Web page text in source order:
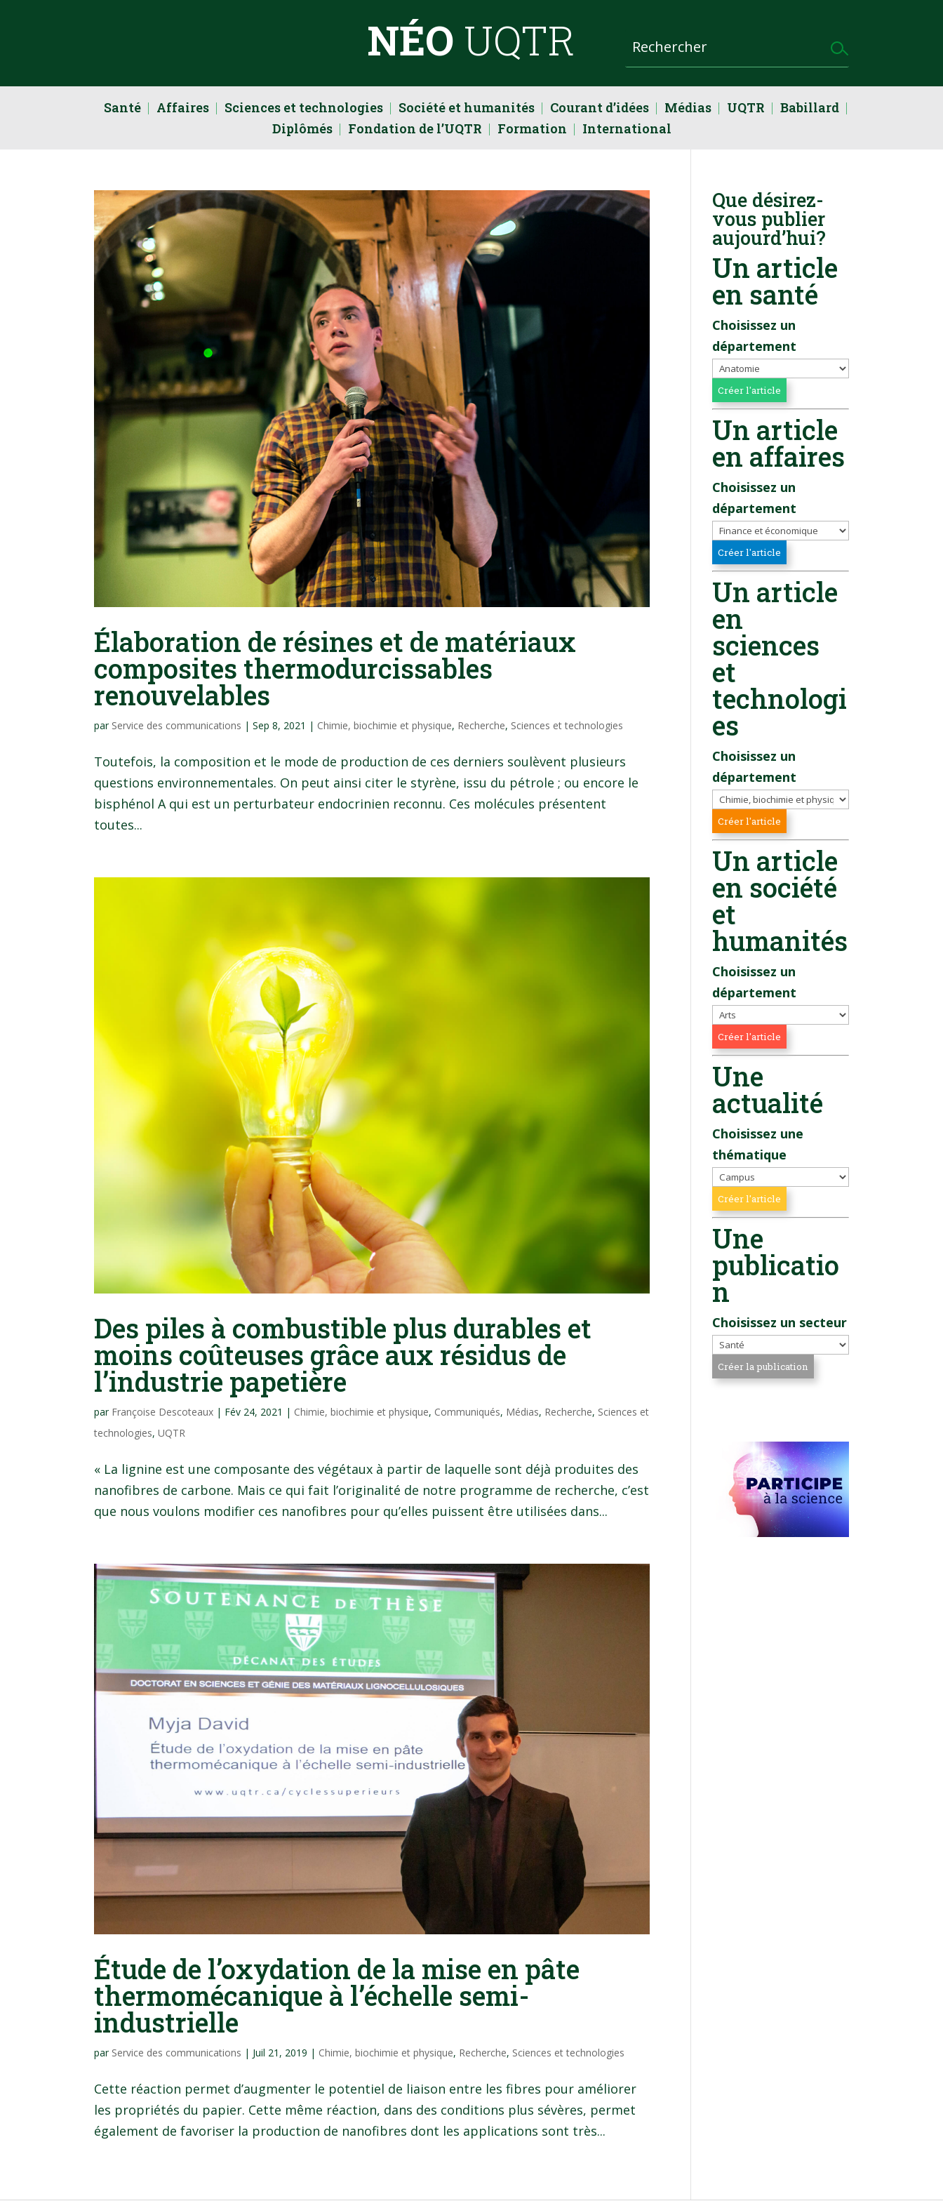
NÉO UQTR
Santé Affaires Sciences et technologies Société et humanités Courant d’idées Médias UQTR
Babillard
Diplômés
Fondation de l’UQTR Formation International
Élaboration de résines et de matériaux
composites thermodurcissables
renouvelables
par Service des communications |Sep 8, 2021 | Chimie, biochimie et physique, Recherche, Sciences et technologies
Toutefois, la composition et le mode de production de ces derniers soulèvent plusieurs
questions environnementales. On peut ainsi citer le styrène, issu du pétrole ; ou encore le
bisphénol A qui est un perturbateur endocrinien reconnu. Ces molécules présentent
toutes...
Des piles à combustible plus durables et
moins coûteuses grâce aux résidus de
l’industrie papetière
par Françoise Descoteaux | Fév 24, 2021 | Chimie, biochimie et physique, Communiqués, Médias, Recherche, Sciences et
technologies,UQTR
« La lignine est une composante des végétaux à partir de laquelle sont déjà produites des
nanofibres de carbone. Mais ce qui fait l’originalité de notre programme de recherche, c’est
que nous voulons modifier ces nanofibres pour qu’elles puissent être utilisées dans...
Étude de l’oxydation de la mise en pâte
thermomécanique à l’échelle semi-
industrielle
par Service des communications | Juil 21, 2019 | Chimie, biochimie et physique, Recherche, Sciences et technologies
Cette réaction permet d’augmenter le potentiel de liaison entre les fibres pour améliorer
les propriétés du papier. Cette même réaction, dans des conditions plus sévères, permet
également de favoriser la production de nanofibres dont les applications sont très...
Que désirez-
vous publier
aujourd’hui?
Un article
en santé
Choisissez un
département
Un article
en affaires
Choisissez un
département
Un article
en
sciences
et
technologi
es
Choisissez un
département
Un article
en société
et
humanités
Choisissez un
département
Une
actualité
Choisissez une
thématique
Une
publicatio
n
Choisissez un secteur